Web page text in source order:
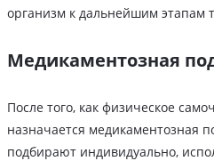
организм к дальнейшим этапам
Медикаментозная
После того, как физическое
назначается медикаментозная
подбирают индивидуально,